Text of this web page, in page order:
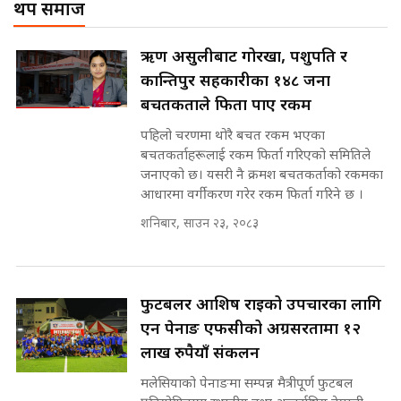
राष्ट्रिय सवालमा ९ दल एकजुट ||
Prachanda, Rabi, Gagan Stand
on the Same Page ||
SIDHAKURA ||
सहकारी पीडितसँग मन्त्री प्रतिभा रावलले
भनिन्–साथ दिनुहोस्, दबाब होइन ||
Sidhakura || Pratibha Rawal
Waterfall of Rasuwa ||
SIDHAKURA ||
कहिले बन्ला चक्रपथ ? विस्तार कार्यमा
SIDHAKURA
पोप्पोको पासोः कमाउने लोभमा घरबार नै
उठिबास | The Dark Side of
'Poppo Live'-SIDHAKURA
INVESTIGATION
घुसको डिल || Raj Kumar Gupta ||
घुसको डिल गर्ने मन्त्रीकाे राजिनामा,
भूमिसुधार मन्त्रीलाई जोगाइदै ! ||
SIDHAKURA ||
थप समाज
ऋण असुलीबाट गोरखा, पशुपति र
कान्तिपुर सहकारीका १४८ जना
बचतकर्ताले फिर्ता पाए रकम
पहिलो चरणमा थोरै बचत रकम भएका
बचतकर्ताहरूलाई रकम फिर्ता गरिएको समितिले
जनाएको छ। यसरी नै क्रमश बचतकर्ताको रकमका
आधारमा वर्गीकरण गरेर रकम फिर्ता गरिने छ ।
शनिबार, साउन २३, २०८३
फुटबलर आशिष राईको उपचारका लागि
एन पेनाङ एफसीको अग्रसरतामा १२
लाख रुपैयाँ संकलन
मलेसियाको पेनाङमा सम्पन्न मैत्रीपूर्ण फुटबल